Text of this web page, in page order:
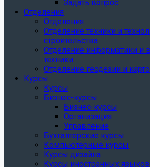
Задать вопрос
Отделения
Отделения
Отделение техники и
строительства
Отделение информатики и
техники
Отделение геодезии и
Курсы
Курсы
Бизнес-курсы
Бизнес-курсы
Организация
Управление
Бухгалтерские курсы
Компьютерные курсы
Курсы дизайна
Курсы иностранных языков